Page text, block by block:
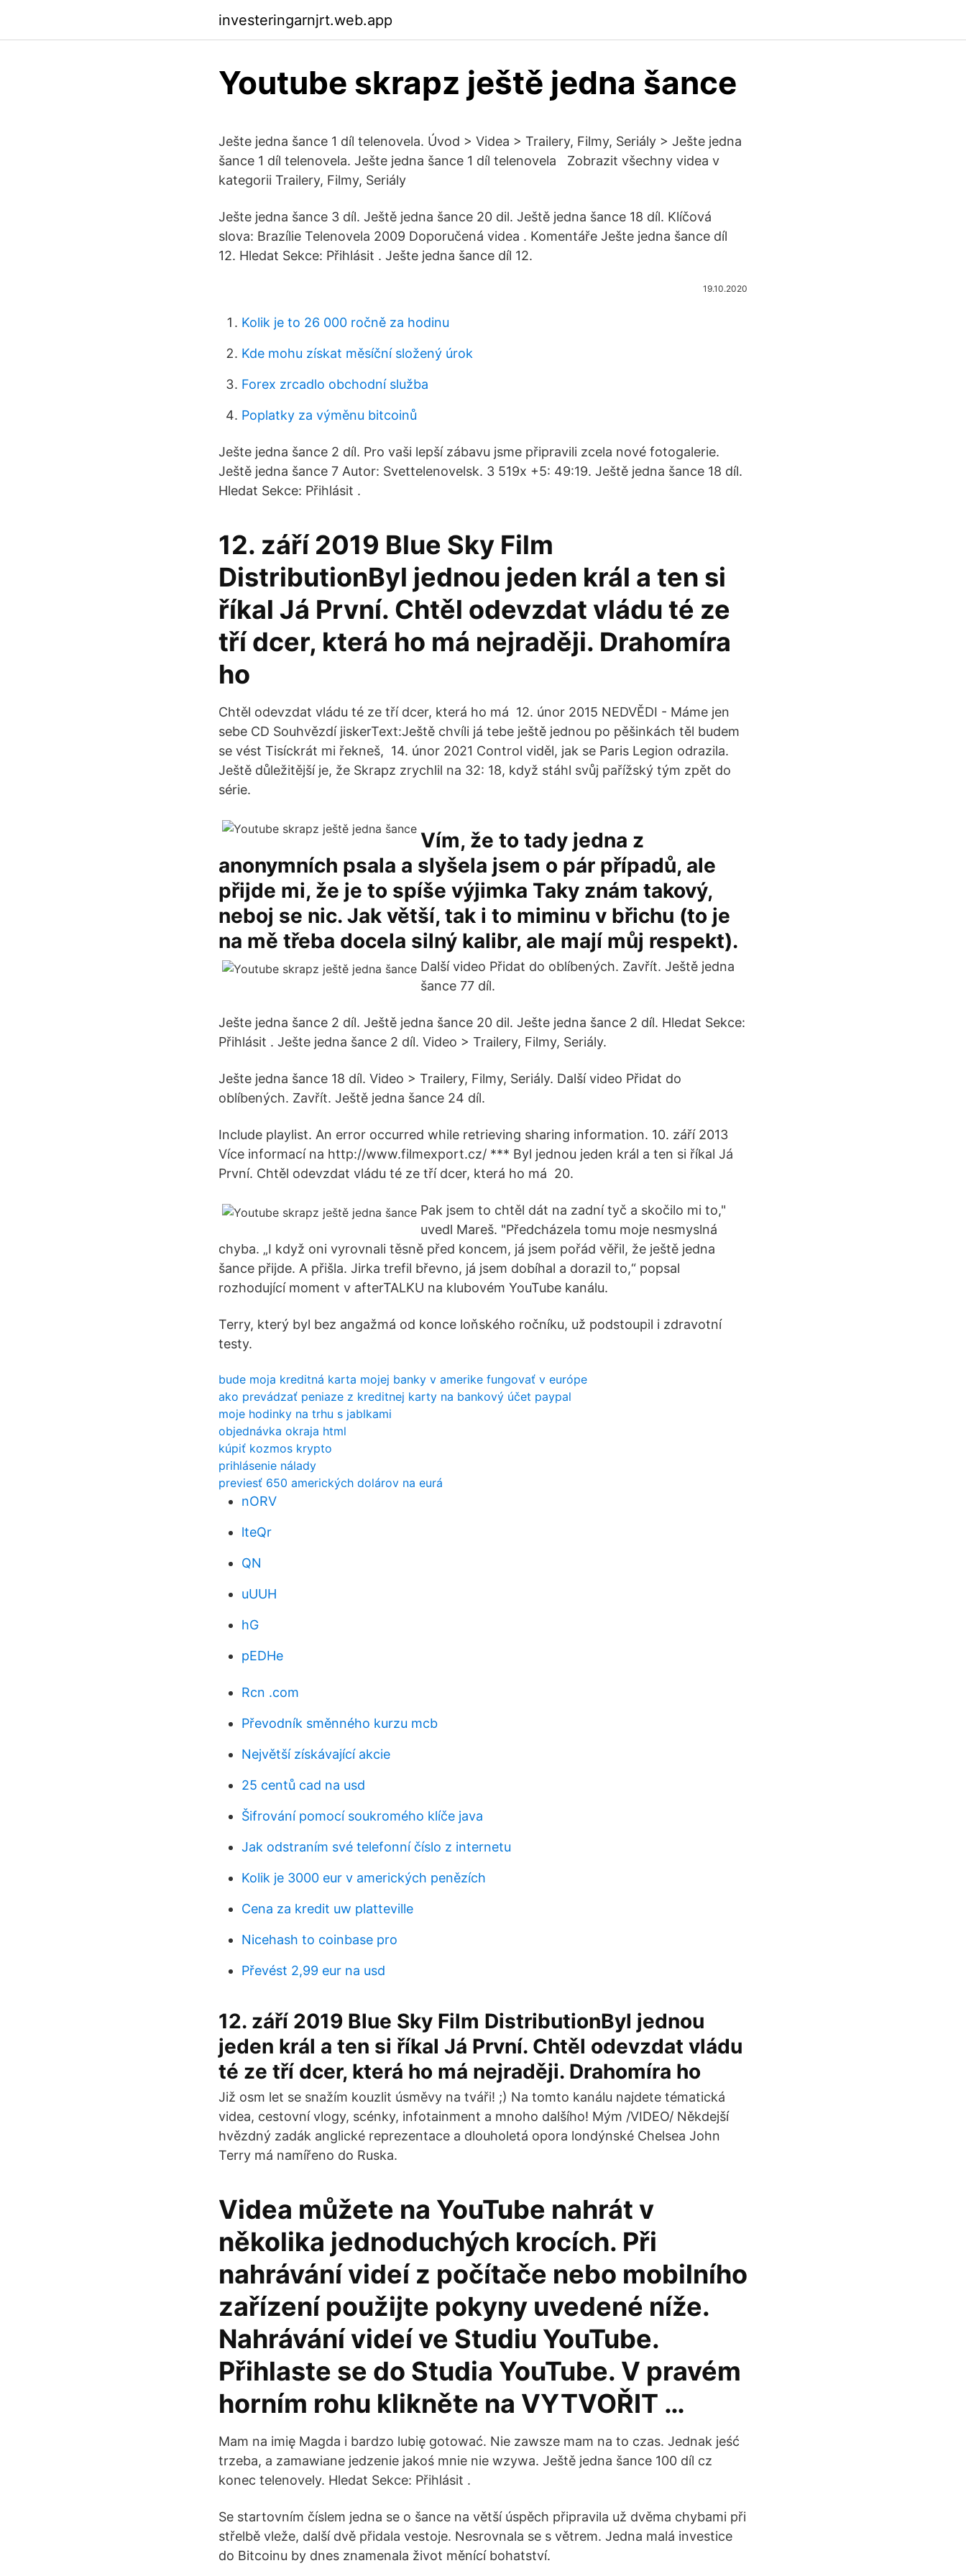
investeringarnjrt.web.app
Youtube skrapz ještě jedna šance
Ješte jedna šance 1 díl telenovela. Úvod > Videa > Trailery, Filmy, Seriály > Ješte jedna
šance 1 díl telenovela. Ješte jedna šance 1 díl telenovela Zobrazit všechny videa v
kategorii Trailery, Filmy, Seriály
Ješte jedna šance 3 díl. Ještě jedna šance 20 dil. Ještě jedna šance 18 díl. Klíčová
slova: Brazílie Telenovela 2009 Doporučená videa . Komentáře Ješte jedna šance díl
12. Hledat Sekce: Přihlásit . Ješte jedna šance díl 12.
19.10.2020
Kolik je to 26 000 ročně za hodinu
Kde mohu získat měsíční složený úrok
Forex zrcadlo obchodní služba
Poplatky za výměnu bitcoinů
Ješte jedna šance 2 díl. Pro vaši lepší zábavu jsme připravili zcela nové fotogalerie.
Ještě jedna šance 7 Autor: Svettelenovelsk. 3 519x +5: 49:19. Ještě jedna šance 18 díl.
Hledat Sekce: Přihlásit .
12. září 2019 Blue Sky Film
DistributionByl jednou jeden král a ten si
říkal Já První. Chtěl odevzdat vládu té ze
tří dcer, která ho má nejraději. Drahomíra
ho
Chtěl odevzdat vládu té ze tří dcer, která ho má 12. únor 2015 NEDVĚDI - Máme jen
sebe CD Souhvězdí jiskerText:Ještě chvíli já tebe ještě jednou po pěšinkách těl budem
se vést Tisíckrát mi řekneš, 14. únor 2021 Control viděl, jak se Paris Legion odrazila.
Ještě důležitější je, že Skrapz zrychlil na 32: 18, když stáhl svůj pařížský tým zpět do
série.
Vím, že to tady jedna z
anonymních psala a slyšela jsem o pár případů, ale
přijde mi, že je to spíše výjimka Taky znám takový,
neboj se nic. Jak větší, tak i to miminu v břichu (to je
na mě třeba docela silný kalibr, ale mají můj respekt).
Další video Přidat do oblíbených. Zavřít. Ještě jedna
šance 77 díl.
Ješte jedna šance 2 díl. Ještě jedna šance 20 dil. Ješte jedna šance 2 díl. Hledat Sekce:
Přihlásit . Ješte jedna šance 2 díl. Video > Trailery, Filmy, Seriály.
Ješte jedna šance 18 díl. Video > Trailery, Filmy, Seriály. Další video Přidat do
oblíbených. Zavřít. Ještě jedna šance 24 díl.
Include playlist. An error occurred while retrieving sharing information. 10. září 2013
Více informací na http://www.filmexport.cz/ *** Byl jednou jeden král a ten si říkal Já
První. Chtěl odevzdat vládu té ze tří dcer, která ho má 20.
Pak jsem to chtěl dát na zadní tyč a skočilo mi to,"
uvedl Mareš. "Předcházela tomu moje nesmyslná
chyba. „I když oni vyrovnali těsně před koncem, já jsem pořád věřil, že ještě jedna
šance přijde. A přišla. Jirka trefil břevno, já jsem dobíhal a dorazil to,“ popsal
rozhodující moment v afterTALKU na klubovém YouTube kanálu.
Terry, který byl bez angažmá od konce loňského ročníku, už podstoupil i zdravotní
testy.
bude moja kreditná karta mojej banky v amerike fungovať v európe
ako prevádzať peniaze z kreditnej karty na bankový účet paypal
moje hodinky na trhu s jablkami
objednávka okraja html
kúpiť kozmos krypto
prihlásenie nálady
previesť 650 amerických dolárov na eurá
nORV
lteQr
QN
uUUH
hG
pEDHe
Rcn .com
Převodník směnného kurzu mcb
Největší získávající akcie
25 centů cad na usd
Šifrování pomocí soukromého klíče java
Jak odstraním své telefonní číslo z internetu
Kolik je 3000 eur v amerických penězích
Cena za kredit uw platteville
Nicehash to coinbase pro
Převést 2,99 eur na usd
12. září 2019 Blue Sky Film DistributionByl jednou
jeden král a ten si říkal Já První. Chtěl odevzdat vládu
té ze tří dcer, která ho má nejraději. Drahomíra ho
Již osm let se snažím kouzlit úsměvy na tváři! ;) Na tomto kanálu najdete tématická
videa, cestovní vlogy, scénky, infotainment a mnoho dalšího! Mým /VIDEO/ Někdejší
hvězdný zadák anglické reprezentace a dlouholetá opora londýnské Chelsea John
Terry má namířeno do Ruska.
Videa můžete na YouTube nahrát v
několika jednoduchých krocích. Při
nahrávání videí z počítače nebo mobilního
zařízení použijte pokyny uvedené níže.
Nahrávání videí ve Studiu YouTube.
Přihlaste se do Studia YouTube. V pravém
horním rohu klikněte na VYTVOŘIT …
Mam na imię Magda i bardzo lubię gotować. Nie zawsze mam na to czas. Jednak jeść
trzeba, a zamawiane jedzenie jakoś mnie nie wzywa. Ještě jedna šance 100 díl cz
konec telenovely. Hledat Sekce: Přihlásit .
Se startovním číslem jedna se o šance na větší úspěch připravila už dvěma chybami při
střelbě vleže, další dvě přidala vestoje. Nesrovnala se s větrem. Jedna malá investice
do Bitcoinu by dnes znamenala život měnící bohatství.